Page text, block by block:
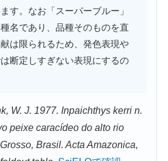
す。なお「スーパーブルー」
名であり、品種そのものを直
は限られるため、発色表現や
断定しすぎない表現にするの
W. J. 1977. Inpaichthys kerri n.
peixe caracídeo do alto rio
Brasil. Acta Amazonica,